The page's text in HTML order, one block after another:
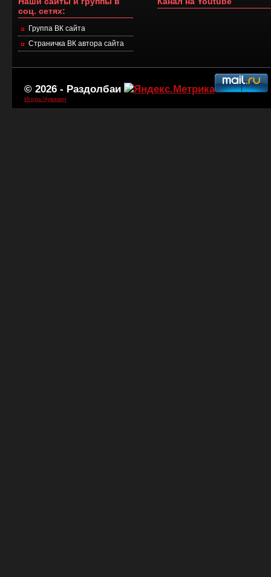
соц. сетях:
Группа ВК сайта
Страничка ВК автора сайта
© 2026 - Раздолбаи
Игорь Чувакин